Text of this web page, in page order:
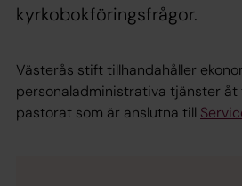
kyrkobokföringsfrågor.
Västerås stift tillhandahåller
personaladministrativa tjänster åt
pastorat som är anslutna till